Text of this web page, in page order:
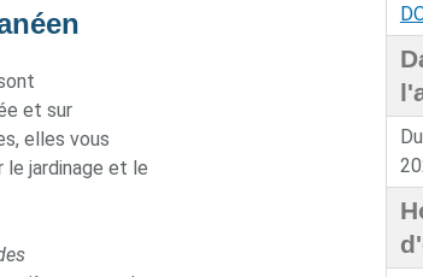
et sur
elles vous
jardinage et le